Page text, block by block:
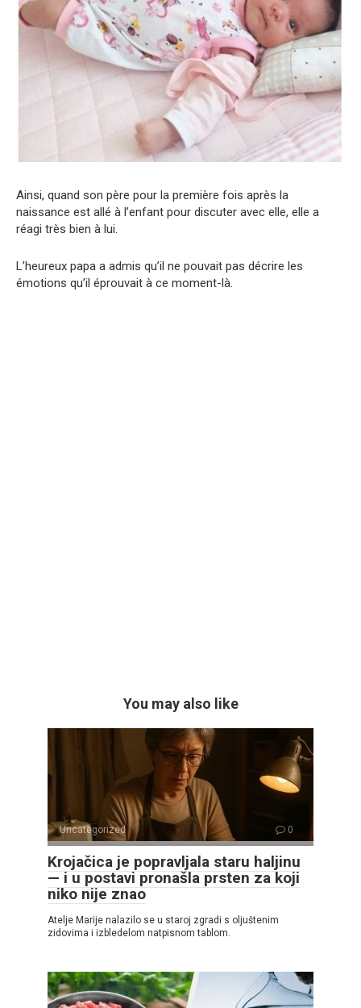
Ainsi, quand son père pour la première fois après la
naissance est allé à l’enfant pour discuter avec elle, elle a
réagi très bien à lui.
L’heureux papa a admis qu’il ne pouvait pas décrire les
émotions qu’il éprouvait à ce moment-là.
You may also like
Uncategorized 0
Krojačica je popravljala staru haljinu
— i u postavi pronašla prsten za koji
niko nije znao
Atelje Marije nalazilo se u staroj zgradi s oljuštenim
zidovima i izbledelom natpisnom tablom.